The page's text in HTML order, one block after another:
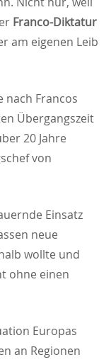
Franco-Diktatur
am eigenen Leib
nach Francos
Übergangszeit
20 Jahre
von
Einsatz
neue
wollte und
ohne einen
Europas
an Regionen